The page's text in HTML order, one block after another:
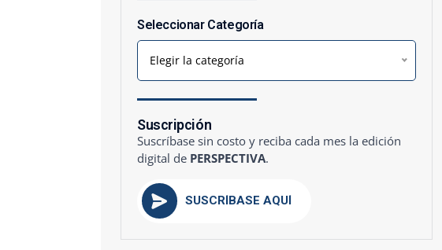
Seleccionar Categoría
Elegir la categoría
Suscripción
Suscríbase sin costo y reciba cada mes la edición
digital de PERSPECTIVA.
SUSCRÍBASE AQUÍ